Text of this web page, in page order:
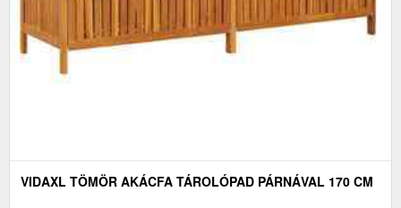
VIDAXL TÖMÖR AKÁCFA TÁROLÓPAD PÁRNÁVAL 170 CM